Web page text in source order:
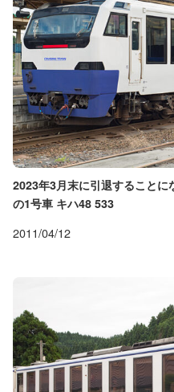
2023年3月末に引退することに
の1号車 キハ48 533
2011/04/12